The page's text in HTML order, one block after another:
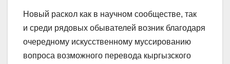
Новый раскол как в научном сообществе, так
и среди рядовых обывателей возник благодаря
очередному искусственному муссированию
вопроса возможного перевода кыргызского